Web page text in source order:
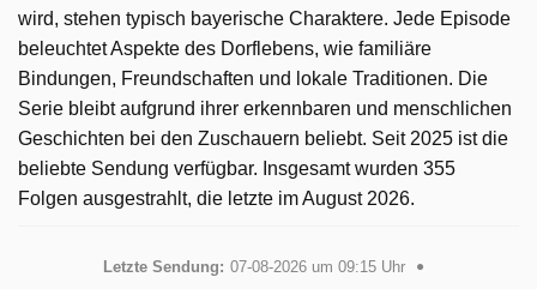
wird, stehen typisch bayerische Charaktere. Jede Episode
beleuchtet Aspekte des Dorflebens, wie familiäre
Bindungen, Freundschaften und lokale Traditionen. Die
Serie bleibt aufgrund ihrer erkennbaren und menschlichen
Geschichten bei den Zuschauern beliebt. Seit 2025 ist die
beliebte Sendung verfügbar. Insgesamt wurden 355
Folgen ausgestrahlt, die letzte im August 2026.
Letzte Sendung: 07-08-2026 um 09:15 Uhr